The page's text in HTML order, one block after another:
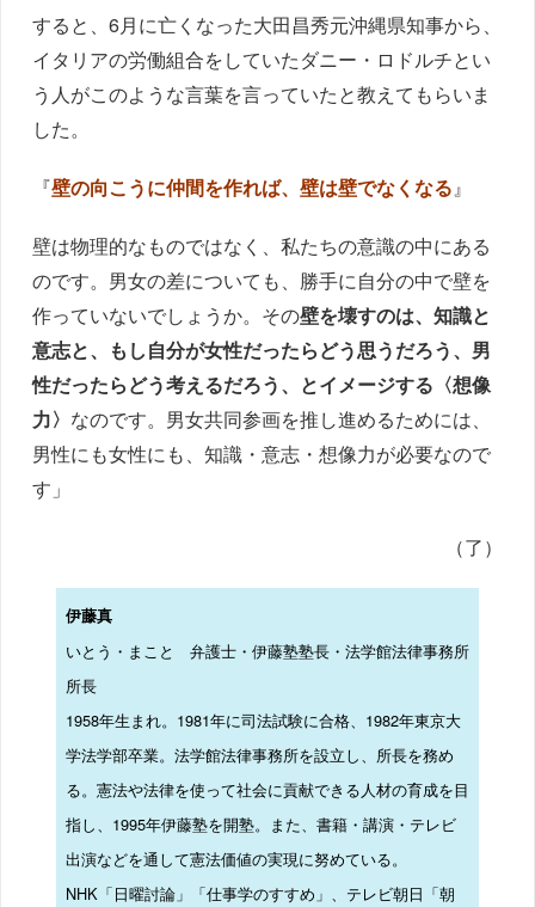
すると、6月に亡くなった大田昌秀元沖縄県知事から、
イタリアの労働組合をしていたダニー・ロドルチとい
う人がこのような言葉を言っていたと教えてもらいま
した。
『壁の向こうに仲間を作れば、壁は壁でなくなる』
壁は物理的なものではなく、私たちの意識の中にある
のです。男女の差についても、勝手に自分の中で壁を
作っていないでしょうか。その壁を壊すのは、知識と
意志と、もし自分が女性だったらどう思うだろう、男
性だったらどう考えるだろう、とイメージする〈想像
力〉 なのです。男女共同参画を推し進めるためには、
男性にも女性にも、知識・意志・想像力が必要なので
す」
（了）
伊藤真
いとう・まこと 弁護士・伊藤塾塾長・法学館法律事務所
所長
1958年生まれ。1981年に司法試験に合格、1982年東京大
学法学部卒業。法学館法律事務所を設立し、所長を務め
る。憲法や法律を使って社会に貢献できる人材の育成を目
指し、1995年伊藤塾を開塾。また、書籍・講演・テレビ
出演などを通して憲法価値の実現に努めている。
NHK「日曜討論」「仕事学のすすめ」、テレビ朝日「朝